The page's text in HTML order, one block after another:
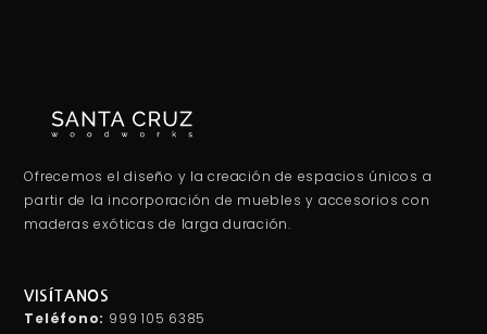
Ofrecemos el diseño y la creación de espacios únicos a
partir de la incorporación de muebles y accesorios con
maderas exóticas de larga duración.
VISÍTANOS
Teléfono: 999 105 6385